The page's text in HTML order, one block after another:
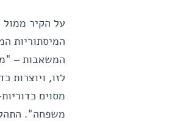
על הקיר ממול
המיסתוריות
המשאבות –
לזו, ויוצרות
מסוים
משפחה".